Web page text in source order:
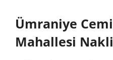
Ümraniye
Mahallesi